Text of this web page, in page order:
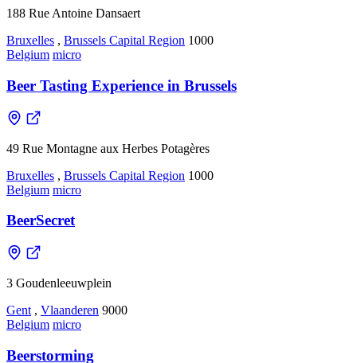
188 Rue Antoine Dansaert
Bruxelles , Brussels Capital Region 1000
Belgium micro
Beer Tasting Experience in Brussels
49 Rue Montagne aux Herbes Potagères
Bruxelles , Brussels Capital Region 1000
Belgium micro
BeerSecret
3 Goudenleeuwplein
Gent , Vlaanderen 9000
Belgium micro
Beerstorming